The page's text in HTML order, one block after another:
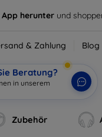
App herunter und
& Zahlung Blog
Beratung?
in unserem
Zubehör